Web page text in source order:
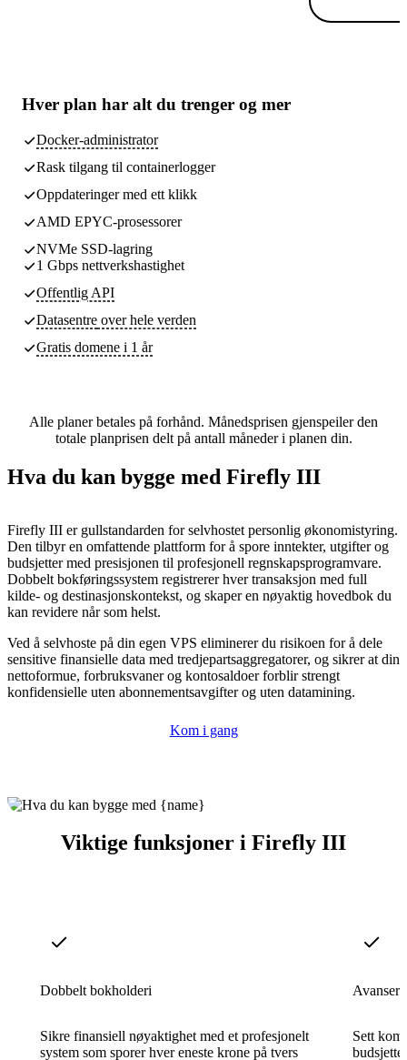
Hver plan har alt du trenger og mer
Docker-administrator
Rask tilgang til containerlogger
Oppdateringer med ett klikk
AMD EPYC-prosessorer
NVMe SSD-lagring
1 Gbps nettverkshastighet
Offentlig API
Datasentre over hele verden
Gratis domene i 1 år
Alle planer betales på forhånd. Månedsprisen gjenspeiler den
totale planprisen delt på antall måneder i planen din.
Hva du kan bygge med Firefly III
Firefly III er gullstandarden for selvhostet personlig økonomistyring.
Den tilbyr en omfattende plattform for å spore inntekter, utgifter og
budsjetter med presisjonen til profesjonell regnskapsprogramvare.
Dobbelt bokføringssystem registrerer hver transaksjon med full
kilde- og destinasjonskontekst, og skaper en nøyaktig hovedbok du
kan revidere når som helst.
Ved å selvhoste på din egen VPS eliminerer du risikoen for å dele
sensitive finansielle data med tredjepartsaggregatorer, og sikrer at din
nettoformue, forbruksvaner og kontosaldoer forblir strengt
konfidensielle uten abonnementsavgifter og uten datamining.
Kom i gang
Viktige funksjoner i Firefly III
Dobbelt bokholderi
Sikre finansiell nøyaktighet med et profesjonelt
system som sporer hver eneste krone på tvers
Sett